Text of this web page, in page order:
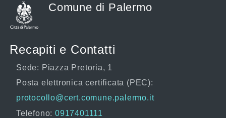
Comune di Palermo
Recapiti e Contatti
Sede: Piazza Pretoria, 1
Posta elettronica certificata (PEC):
protocollo@cert.comune.palermo.it
Telefono: 0917401111